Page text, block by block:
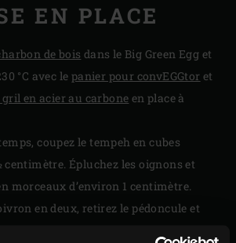
EN PLACE
de bois dans le Big Green Egg et
°C avec le panier pour convEGGtor et
en acier au carbone en place à
coupez le tempeh en cubes
centimètre. Épluchez les oignons et
morceaux d’environ 1 centimètre.
en deux, retirez le pédoncule et